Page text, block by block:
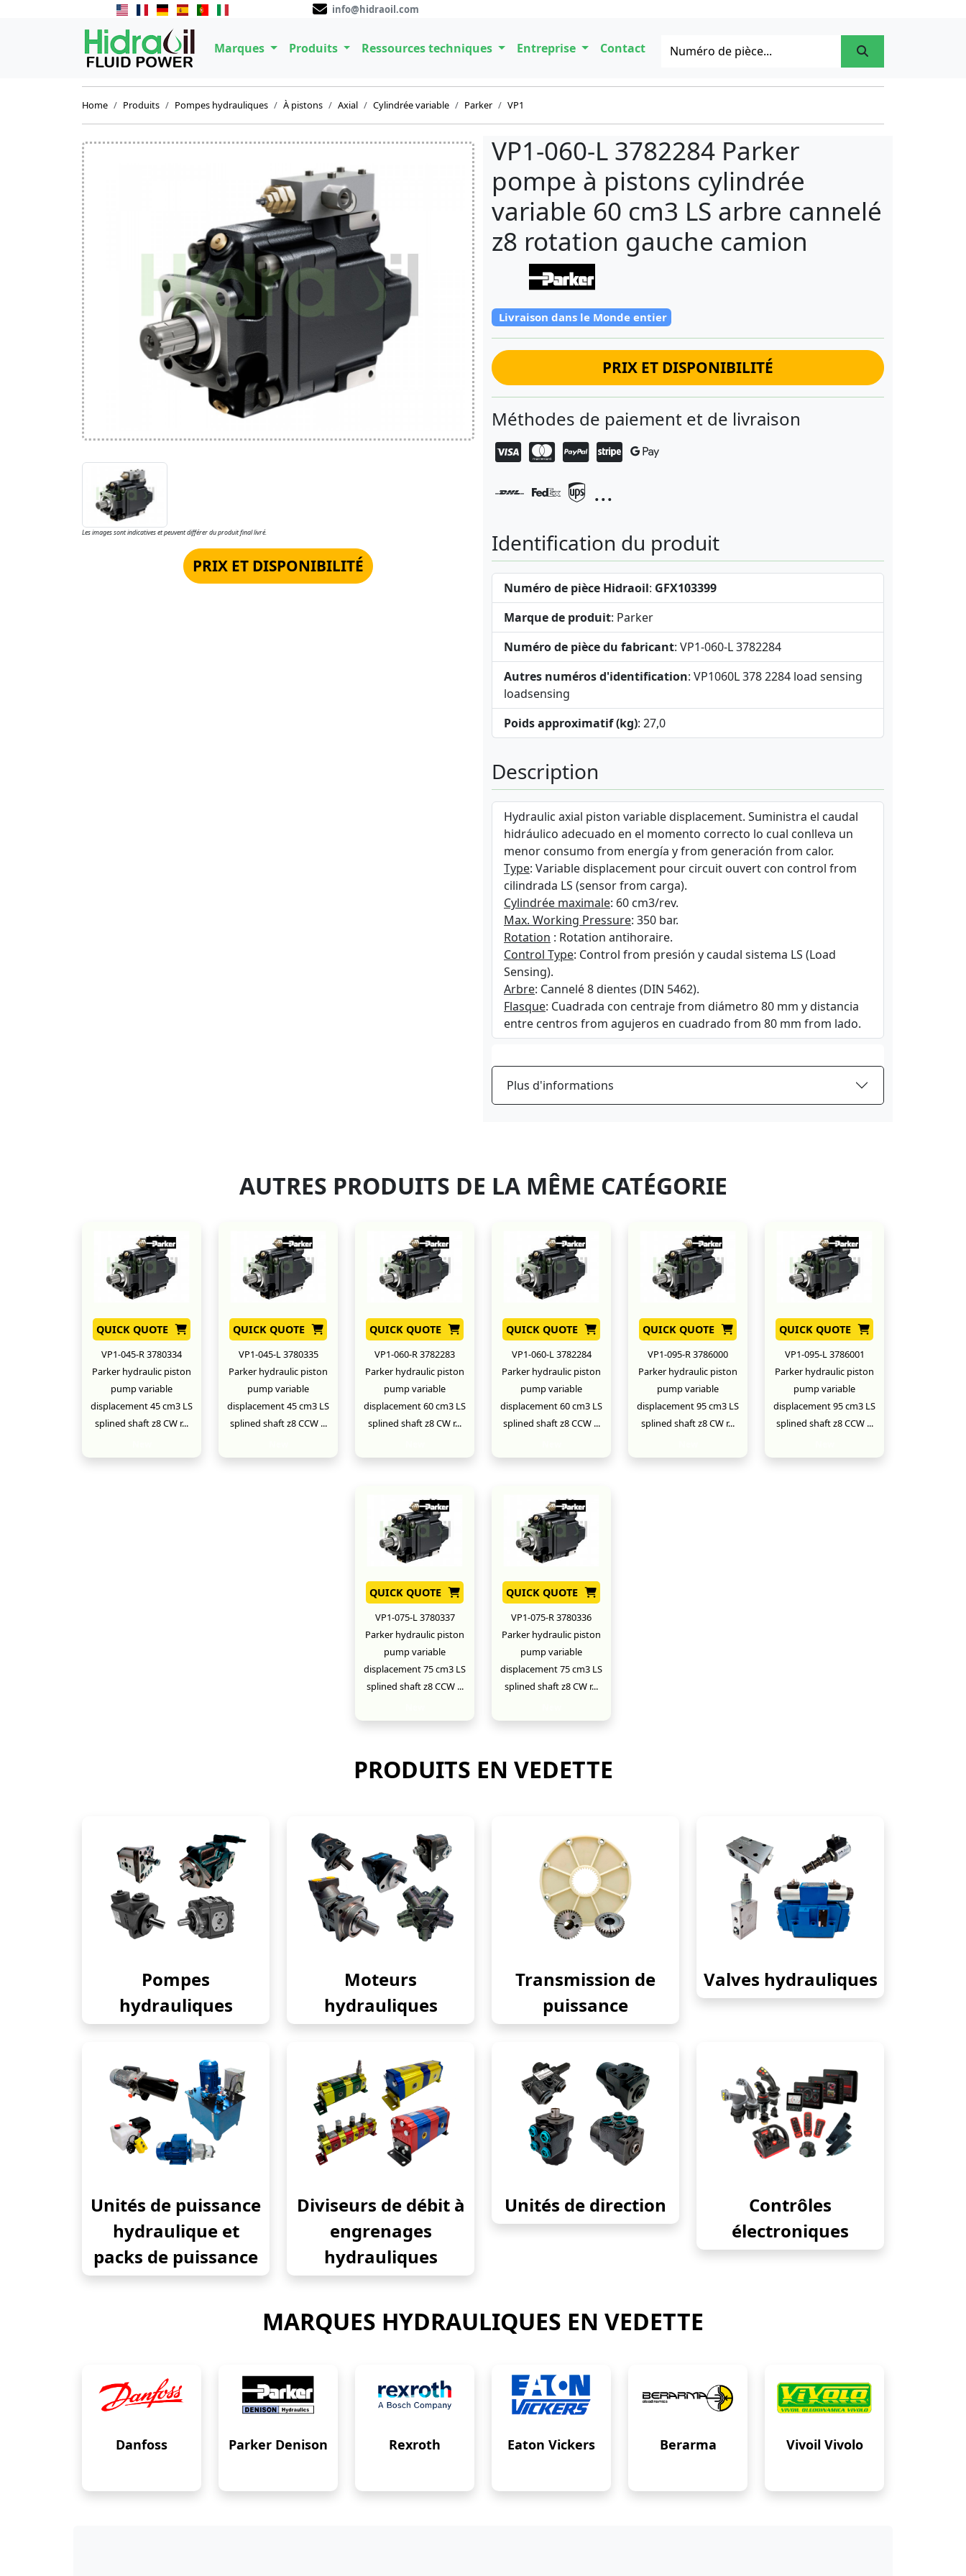
info@hidraoil.com
Marques Produits Ressources techniques Entreprise Contact
Home Produits Pompes hydrauliques À pistons Axial Cylindrée variable Parker VP1
Les images sont indicatives et peuvent différer du produit final livré.
PRIX ET DISPONIBILITÉ
VP1-060-L 3782284 Parker
pompe à pistons cylindrée
variable 60 cm3 LS arbre cannelé
z8 rotation gauche camion
Livraison dans le Monde entier
PRIX ET DISPONIBILITÉ
Méthodes de paiement et de livraison
...
Identification du produit
Numéro de pièce Hidraoil: GFX103399
Marque de produit: Parker
Numéro de pièce du fabricant: VP1-060-L 3782284
Autres numéros d'identification: VP1060L 378 2284 load sensing
loadsensing
Poids approximatif (kg): 27,0
Description
Hydraulic axial piston variable displacement. Suministra el caudal
hidráulico adecuado en el momento correcto lo cual conlleva un
menor consumo from energía y from generación from calor.
Type: Variable displacement pour circuit ouvert con control from
cilindrada LS (sensor from carga).
Cylindrée maximale: 60 cm3/rev.
Max. Working Pressure: 350 bar.
Rotation : Rotation antihoraire.
Control Type: Control from presión y caudal sistema LS (Load
Sensing).
Arbre: Cannelé 8 dientes (DIN 5462).
Flasque: Cuadrada con centraje from diámetro 80 mm y distancia
entre centros from agujeros en cuadrado from 80 mm from lado.
Plus d'informations
AUTRES PRODUITS DE LA MÊME CATÉGORIE
QUICK QUOTE
VP1-045-R 3780334
Parker hydraulic piston
pump variable
displacement 45 cm3 LS
splined shaft z8 CW r...
QUICK QUOTE
VP1-045-L 3780335
Parker hydraulic piston
pump variable
displacement 45 cm3 LS
splined shaft z8 CCW ...
QUICK QUOTE
VP1-060-R 3782283
Parker hydraulic piston
pump variable
displacement 60 cm3 LS
splined shaft z8 CW r...
QUICK QUOTE
VP1-060-L 3782284
Parker hydraulic piston
pump variable
displacement 60 cm3 LS
splined shaft z8 CCW ...
QUICK QUOTE
VP1-095-R 3786000
Parker hydraulic piston
pump variable
displacement 95 cm3 LS
splined shaft z8 CW r...
QUICK QUOTE
VP1-095-L 3786001
Parker hydraulic piston
pump variable
displacement 95 cm3 LS
splined shaft z8 CCW ...
QUICK QUOTE
VP1-075-L 3780337
Parker hydraulic piston
pump variable
displacement 75 cm3 LS
splined shaft z8 CCW ...
QUICK QUOTE
VP1-075-R 3780336
Parker hydraulic piston
pump variable
displacement 75 cm3 LS
splined shaft z8 CW r...
PRODUITS EN VEDETTE
Pompes
hydrauliques
Moteurs
hydrauliques
Transmission de
puissance
Valves hydrauliques
Unités de puissance
hydraulique et
packs de puissance
Diviseurs de débit à
engrenages
hydrauliques
Unités de direction
Contrôles
électroniques
MARQUES HYDRAULIQUES EN VEDETTE
Danfoss Parker Denison Rexroth Eaton Vickers Berarma Vivoil Vivolo